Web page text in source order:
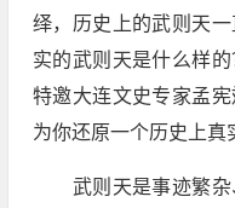
绎，历史上的武则天
实的武则天是什么样
特邀大连文史专家孟
为你还原一个历史上
武则天是事迹繁杂